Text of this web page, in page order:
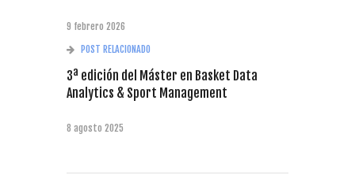
9 febrero 2026
POST RELACIONADO
3ª edición del Máster en Basket Data
Analytics & Sport Management
8 agosto 2025